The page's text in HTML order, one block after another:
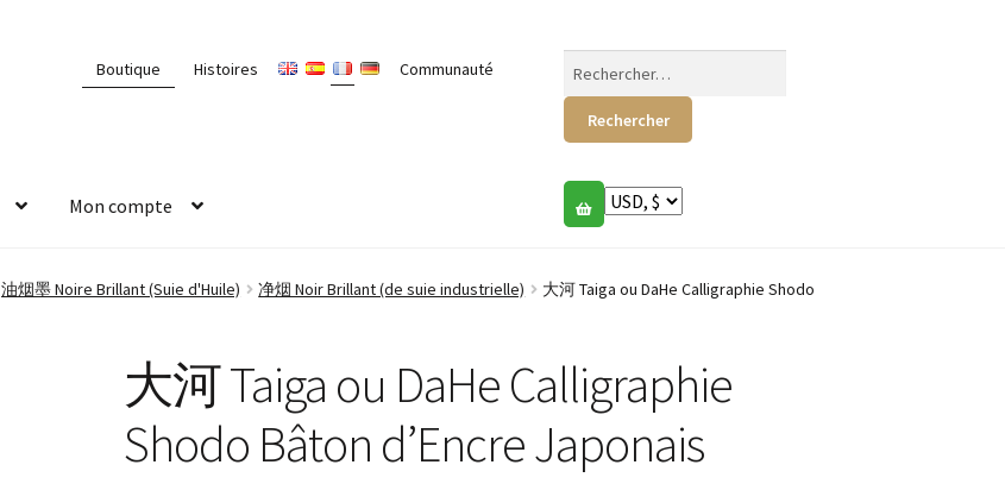
Boutique Histoires Communauté
Mon compte
油烟墨 Noire Brillant (Suie d'Huile) 净烟 Noir Brillant (de suie industrielle)
大河 Taiga ou DaHe Calligraphie Shodo
大河 Taiga ou DaHe Calligraphie
Shodo Bâton d’Encre Japonais